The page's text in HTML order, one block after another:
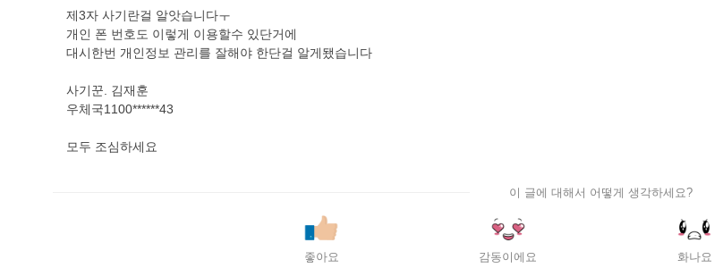
제3자 사기란걸 알앗습니다ㅜ
개인 폰 번호도 이렇게 이용할수 있단거에
대시한번 개인정보 관리를 잘해야 한단걸 알게됐습니다
사기꾼. 김재훈
우체국1100******43
모두 조심하세요
이 글에 대해서 어떻게 생각하세요?
좋아요 감동이에요 화나요